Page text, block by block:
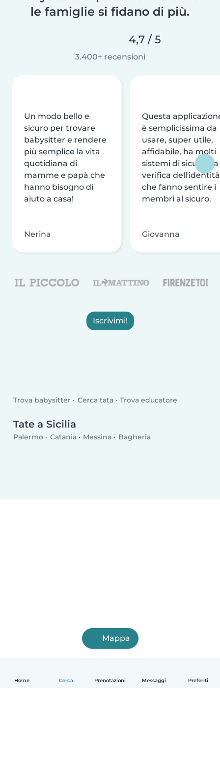
Home Cerca Prenotazioni Messaggi Preferiti
le famiglie si fidano di più.
4,7 / 5
3.400+ recensioni
Un modo bello e
sicuro per trovare
babysitter e rendere
più semplice la vita
quotidiana di
mamme e papà che
hanno bisogno di
aiuto a casa!
Nerina
Questa
è semplicissima da
usare, super utile,
affidabile, ha molti
sistemi di sicurezza
verifica dell'identità
che fanno sentire i
membri al sicuro.
Giovanna
Iscrivimi!
Trova babysitter Cerca tata Trova educatore
Tate a Sicilia
Palermo Catania Messina Bagheria
Mappa